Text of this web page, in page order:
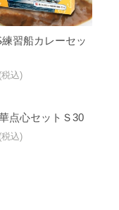
習船カレーセッ
込)
点心セットＳ30
込)